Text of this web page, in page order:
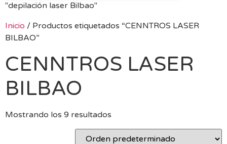
"depilación laser Bilbao"
Inicio / Productos etiquetados “CENNTROS LASER
BILBAO”
CENNTROS LASER
BILBAO
Mostrando los 9 resultados